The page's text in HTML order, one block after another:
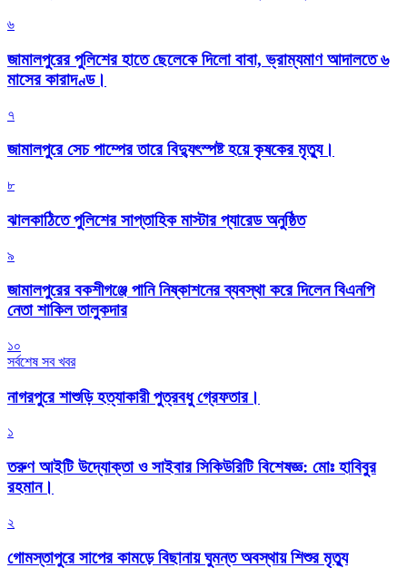
৬
জামালপুরের পুলিশের হাতে ছেলেকে দিলো বাবা, ভ্রাম্যমাণ আদালতে ৬
মাসের কারাদণ্ড।
৭
জামালপুরে সেচ পাম্পের তারে বিদ্যুৎস্পষ্ট হয়ে কৃষকের মৃত্যু।
৮
‎ঝালকাঠিতে পুলিশের সাপ্তাহিক মাস্টার প্যারেড অনুষ্ঠিত
৯
জামালপুরের বকশীগঞ্জে পানি নিষ্কাশনের ব্যবস্থা করে দিলেন বিএনপি
নেতা শাকিল তালুকদার
১০
সর্বশেষ সব খবর
নাগরপুরে শাশুড়ি হত্যাকারী পুত্রবধু গ্রেফতার।
১
তরুণ আইটি উদ্যোক্তা ও সাইবার সিকিউরিটি বিশেষজ্ঞ: মোঃ হাবিবুর
রহমান।
২
গোমস্তাপুরে সাপের কামড়ে বিছানায় ঘুমন্ত অবস্থায় শিশুর মৃত্যু